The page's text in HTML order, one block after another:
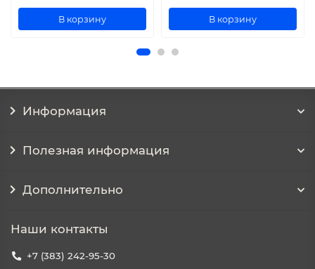
В корзину В корзину
Информация
Полезная информация
Дополнительно
Наши контакты
+7 (383) 242-95-30